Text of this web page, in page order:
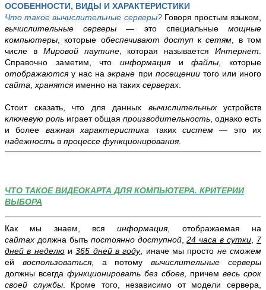
ОСОБЕННОСТИ, ВИДЫ И ХАРАКТЕРИСТИКИ
Что такое вычислительные серверы?Говоря простым языком,
вычислительные серверы — это специальныемощные
компьютеры , которые обеспечивают доступ ксетям , в том
числе в Мировой паутине, которая называетсяИнтернет
Справочно заметим, что информация ифайлы , которые
отображаютсяу нас наэкране при посещении того или иного
сайта хранятся именно на таких серверах
Стоит сказать, что для данных вычислительных устройств
ключевую роль играет общая производительность , однако есть
и более важная характеристика таких систем— это их
надежность в процессе функционирования.
ЧТО ТАКОЕ ВИДЕОКАРТА ДЛЯ КОМПЬЮТЕРА. КРИТЕРИИ
ВЫБОРА
Как мы знаем, всяинформация, отображаемая на
сайтах должна быть постоянно доступной,24 часа в сутки
7
дней в неделю и365 дней в году, иначе мы просто не сможем
ей воспользоваться, а потомувычислительные серверы
должны всегда функционировать без сбоев , причем весь срок
своей службы. Кроме того, независимо от модели сервера,